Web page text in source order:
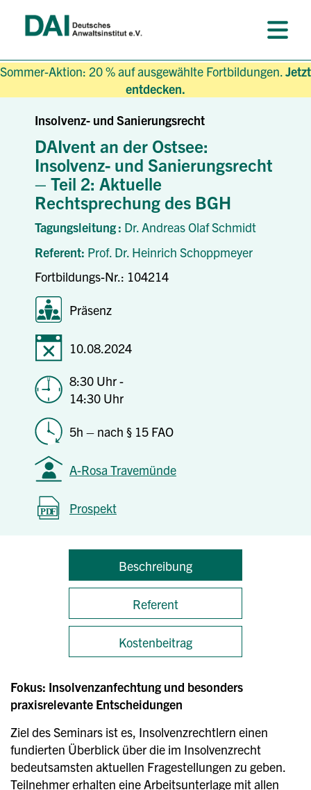
Sommer-Aktion: 20 % auf ausgewählte Fortbildungen.Jetzt
entdecken.
Insolvenz- und Sanierungsrecht
DAIvent an der Ostsee:
Insolvenz- und Sanierungsrecht
– Teil 2: Aktuelle
Rechtsprechung des BGH
Tagungsleitung : Dr. Andreas Olaf Schmidt
Referent: Prof. Dr. Heinrich Schoppmeyer
Fortbildungs-Nr.: 104214
Präsenz
10.08.2024
8:30 Uhr -
14:30 Uhr
5h – nach § 15 FAO
A-Rosa Travemünde
Prospekt
Beschreibung
Referent
Kostenbeitrag
Fokus: Insolvenzanfechtung und besonders
praxisrelevante Entscheidungen
Ziel des Seminars ist es, Insolvenzrechtlern einen
fundierten Überblick über die im Insolvenzrecht
bedeutsamsten aktuellen Fragestellungen zu geben.
Teilnehmer erhalten eine Arbeitsunterlage mit allen